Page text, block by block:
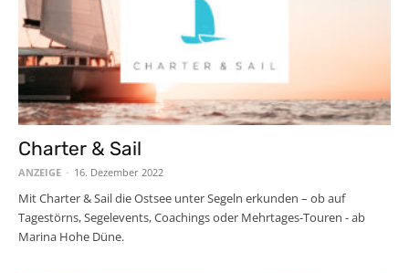
Charter & Sail
ANZEIGE - 16. Dezember 2022
Mit Charter & Sail die Ostsee unter Segeln erkunden – ob auf
Tagestörns, Segelevents, Coachings oder Mehrtages-Touren - ab
Marina Hohe Düne.